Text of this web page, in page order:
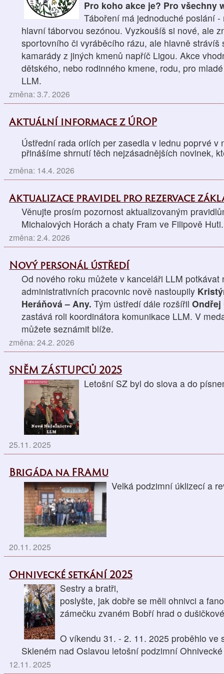
Pro koho akce je? Pro všechny
Táboření má jednoduché poslání
hlavní táborvou sezónou. Vyzkoušíš si nové, ale
sportovního či vyráběcího rázu, ale hlavně strávíš
kamarády z jiných kmenů napříč Ligou. Akce
dětského, nebo rodinného kmene, rodu, pro
LLM.
změna: 3.7. 2026
Aktuální informace z ÚROP
Ústřední rada orlích per zasedla v lednu poprvé v
přinášíme shrnutí těch nejzásadnějších novinek,
změna: 14.4. 2026
Aktualizace pravidel pro rezervace
Věnujte prosím pozornost aktualizovaným
Michalových Horách a chaty Fram ve Filipově Huti.
změna: 2.4. 2026
Nový personál ústředí
Od nového roku můžete v kanceláři LLM potkávat
administrativních pracovnic nově nastoupily
Heráňová – Any. Tým ústředí dále rozšířil Ondřej
zastává roli koordinátora komunikace LLM. V
můžete seznámit blíže.
změna: 24.2. 2026
SNĚM ZÁSTUPCŮ 2025
Letošní SZ byl do slova a do
25.11. 2025
Brigáda na FRAMu
Velká podzimní úklizecí a
20.11. 2025
Ohnivecké setkání 2025
Sestry a bratři,
poslyšte, jak dobře se měli ohnivci a
zámečku zvaném Bobří hrad o
O víkendu 31. - 2. 11. 2025 proběhlo ve
Skleném nad Oslavou letošní podzimní
12.11. 2025